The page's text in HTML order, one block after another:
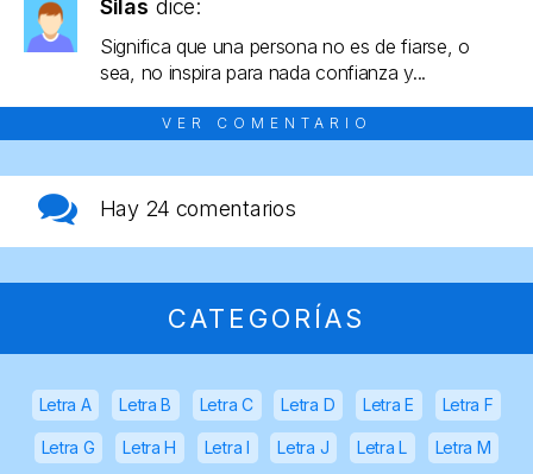
Silas dice:
Significa que una persona no es de fiarse, o
sea, no inspira para nada confianza y...
VER COMENTARIO
Hay 24 comentarios
CATEGORÍAS
Letra A Letra B Letra C Letra D Letra E Letra F
Letra G Letra H Letra I Letra J Letra L Letra M